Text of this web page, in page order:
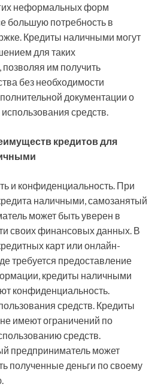
неформальных форм
большую потребность в
Кредиты наличными могут
для таких
им получить
без необходимости
документации о
средств.
кредитов для
и конфиденциальность. При
наличными, самозанятый
может быть уверен в
своих финансовых данных. В
карт или онлайн-
требуется предоставление
кредиты наличными
конфиденциальность.
средств. Кредиты
имеют ограничений по
средств.
предприниматель может
полученные деньги по своему